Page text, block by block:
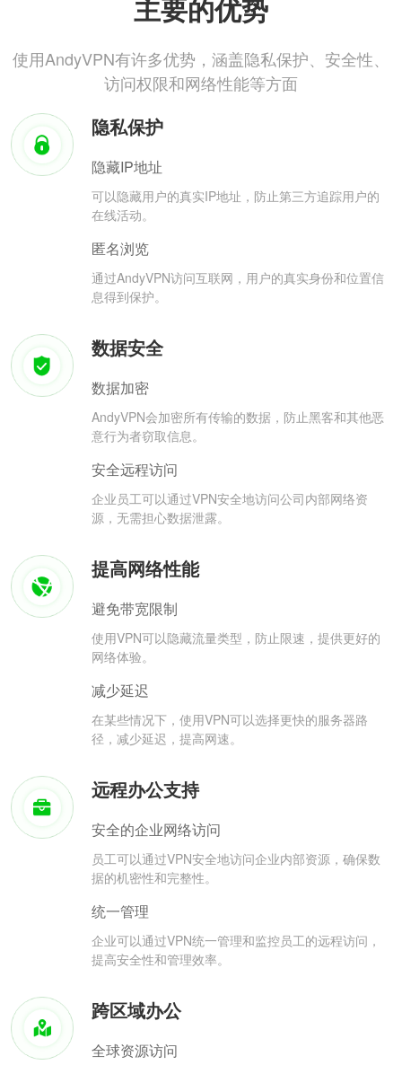
主要的优势
使用AndyVPN有许多优势，涵盖隐私保护、安全性、
访问权限和网络性能等方面
隐私保护
隐藏IP地址
可以隐藏用户的真实IP地址，防止第三方追踪用户的
在线活动。
匿名浏览
通过AndyVPN访问互联网，用户的真实身份和位置信
息得到保护。
数据安全
数据加密
AndyVPN会加密所有传输的数据，防止黑客和其他恶
意行为者窃取信息。
安全远程访问
企业员工可以通过VPN安全地访问公司内部网络资
源，无需担心数据泄露。
提高网络性能
避免带宽限制
使用VPN可以隐藏流量类型，防止限速，提供更好的
网络体验。
减少延迟
在某些情况下，使用VPN可以选择更快的服务器路
径，减少延迟，提高网速。
远程办公支持
安全的企业网络访问
员工可以通过VPN安全地访问企业内部资源，确保数
据的机密性和完整性。
统一管理
企业可以通过VPN统一管理和监控员工的远程访问，
提高安全性和管理效率。
跨区域办公
全球资源访问